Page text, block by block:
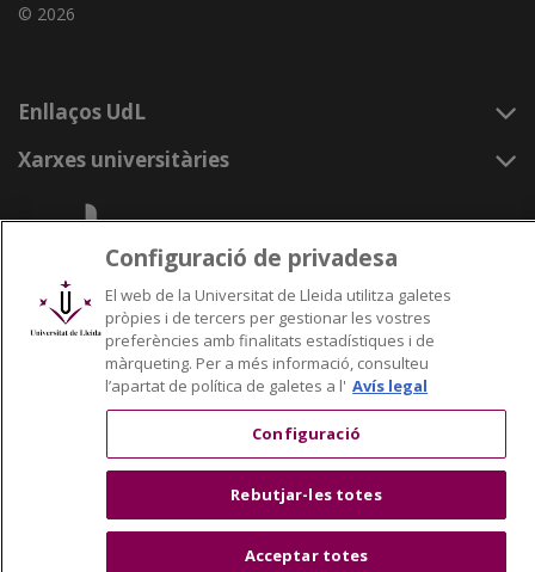
© 2026
Enllaços UdL
Xarxes universitàries
Configuració de privadesa
El web de la Universitat de Lleida utilitza galetes
pròpies i de tercers per gestionar les vostres
preferències amb finalitats estadístiques i de
màrqueting. Per a més informació, consulteu
l’apartat de política de galetes a l' Avís legal
Configuració
Rebutjar-les totes
Acceptar totes